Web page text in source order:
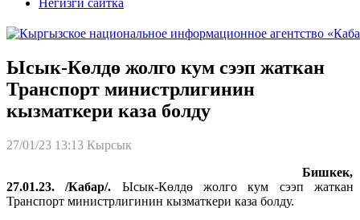
Негизги сайтка
Ысык-Көлдө жолго кум сээп жаткан
Транспорт министрлигинин
кызматкери каза болду
27/01/23 13:13 Кырсык
Бишкек,
27.01.23. /Кабар/. Ысык-Көлдө жолго кум сээп жаткан
Транспорт министрлигинин кызматкери каза болду.